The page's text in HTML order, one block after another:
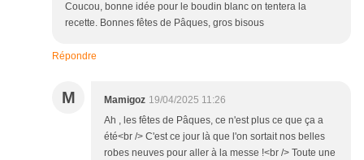
Coucou, bonne idée pour le boudin blanc on tentera la
recette. Bonnes fêtes de Pâques, gros bisous
Répondre
M Mamigoz 19/04/2025 11:26
Ah , les fêtes de Pâques, ce n'est plus ce que ça a
été<br /> C'est ce jour là que l'on sortait nos belles
robes neuves pour aller à la messe !<br /> Toute une